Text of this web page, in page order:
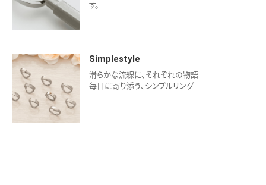
す。
Simplestyle
滑らかな流線に、それぞれの物語
毎日に寄り添う、シンプルリング